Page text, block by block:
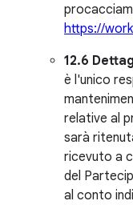
https://
12.6
è l'unico
relative al
sarà
ricevuto a
del
al conto